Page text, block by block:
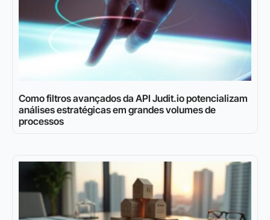
Como filtros avançados da API Judit.io potencializam
análises estratégicas em grandes volumes de
processos